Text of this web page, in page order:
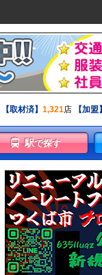
【取材済】 1,321店 【加盟】
駅で探す